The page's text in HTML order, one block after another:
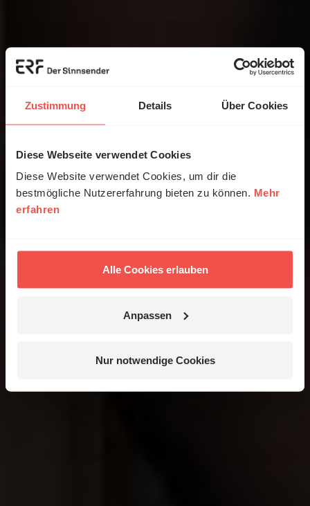
Zustimmung Details Über Cookies
Diese Webseite verwendet Cookies
Diese Website verwendet Cookies, um dir die
bestmögliche Nutzererfahrung bieten zu können. Mehr
erfahren
Alle Cookies erlauben
Anpassen
Nur notwendige Cookies